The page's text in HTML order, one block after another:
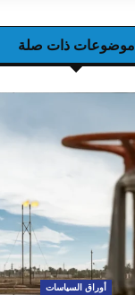
موضوعات ذات صلة
أوراق السياسات